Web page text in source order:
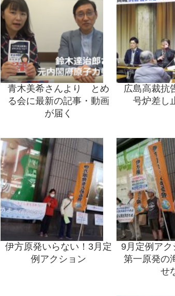
青木美希さんより とめ
る会に最新の記事・動画
が届く
広島高裁抗
号炉差し
伊方原発いらない！3月定
例アクション
9月定例ア
第一原発
せ